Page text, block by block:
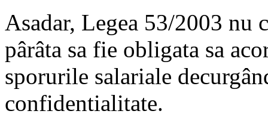
Asadar, Legea 53/2003 nu
pârâta sa fie obligata sa
sporurile salariale
confidentialitate.